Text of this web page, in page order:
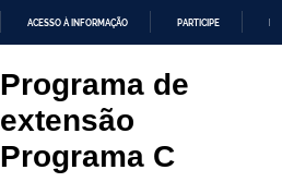
O
CONTEÚDO
ACESSO À INFORMAÇÃO PARTICIPE
Programa de
extensão
Programa C